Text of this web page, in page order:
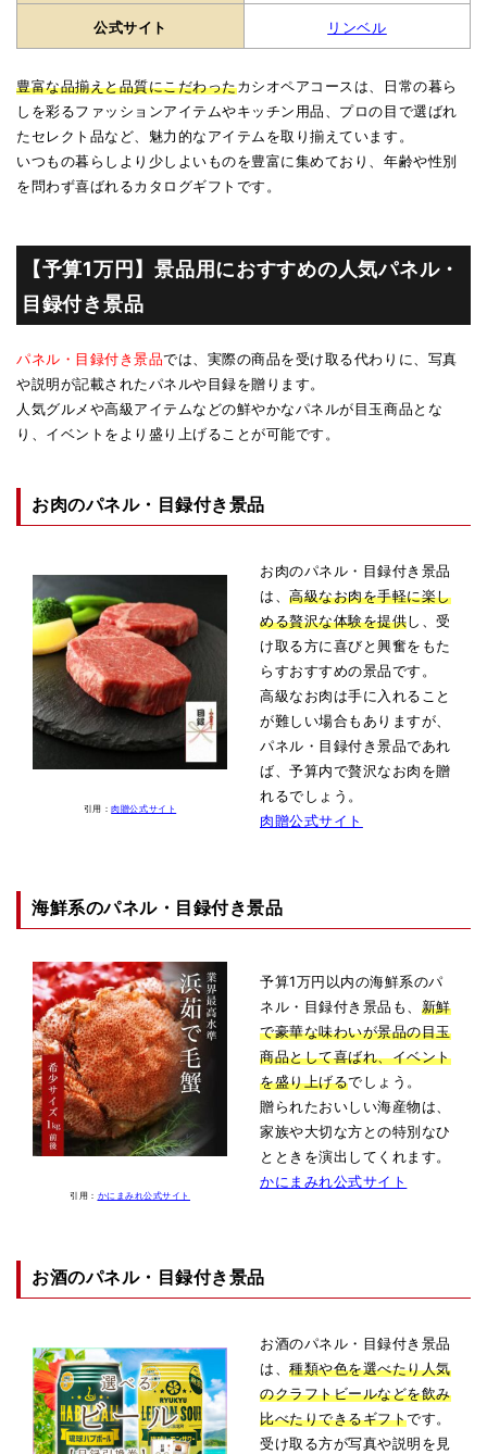
公式サイト リンベル
豊富な品揃えと品質にこだわったカシオペアコースは、日常の暮ら
しを彩るファッションアイテムやキッチン用品、プロの目で選ばれ
たセレクト品など、魅力的なアイテムを取り揃えています。
いつもの暮らしより少しよいものを豊富に集めており、年齢や性別
を問わず喜ばれるカタログギフトです。
【予算1万円】景品用におすすめの人気パネル・
目録付き景品
パネル・目録付き景品では、実際の商品を受け取る代わりに、写真
や説明が記載されたパネルや目録を贈ります。
人気グルメや高級アイテムなどの鮮やかなパネルが目玉商品とな
り、イベントをより盛り上げることが可能です。
お肉のパネル・目録付き景品
引用：肉贈公式サイト
お肉のパネル・目録付き景品
は、高級なお肉を手軽に楽し
める贅沢な体験を提供し、受
け取る方に喜びと興奮をもた
らすおすすめの景品です。
高級なお肉は手に入れること
が難しい場合もありますが、
パネル・目録付き景品であれ
ば、予算内で贅沢なお肉を贈
れるでしょう。
肉贈公式サイト
海鮮系のパネル・目録付き景品
引用： かにまみれ公式サイト
予算1万円以内の海鮮系のパ
ネル・目録付き景品も、 新鮮
で豪華な味わいが景品の目玉
商品として喜ばれ、イベント
を盛り上げるでしょう。
贈られたおいしい海産物は、
家族や大切な方との特別なひ
とときを演出してくれます。
かにまみれ公式サイト
お酒のパネル・目録付き景品
お酒のパネル・目録付き景品
は、種類や色を選べたり人気
のクラフトビールなどを飲み
比べたりできるギフトです。
受け取る方が写真や説明を見